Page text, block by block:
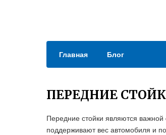
Главная Блог
ПЕРЕДНИЕ
Передние стойки являются
поддерживают вес автомобиля и